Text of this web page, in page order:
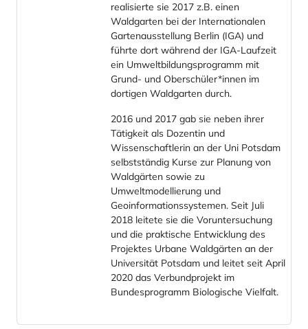
realisierte sie 2017 z.B. einen
Waldgarten bei der Internationalen
Gartenausstellung Berlin (IGA) und
führte dort während der IGA-Laufzeit
ein Umweltbildungsprogramm mit
Grund- und Oberschüler*innen im
dortigen Waldgarten durch.
2016 und 2017 gab sie neben ihrer
Tätigkeit als Dozentin und
Wissenschaftlerin an der Uni Potsdam
selbstständig Kurse zur Planung von
Waldgärten sowie zu
Umweltmodellierung und
Geoinformationssystemen. Seit Juli
2018 leitete sie die Voruntersuchung
und die praktische Entwicklung des
Projektes Urbane Waldgärten an der
Universität Potsdam und leitet seit April
2020 das Verbundprojekt im
Bundesprogramm Biologische Vielfalt.